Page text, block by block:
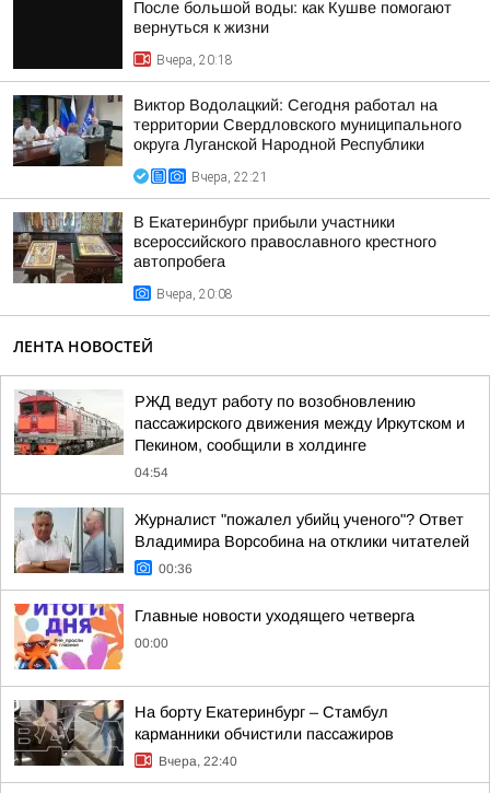
После большой воды: как Кушве помогают
вернуться к жизни
Вчера, 20:18
Виктор Водолацкий: Сегодня работал на
территории Свердловского муниципального
округа Луганской Народной Республики
Вчера, 22:21
В Екатеринбург прибыли участники
всероссийского православного крестного
автопробега
Вчера, 20:08
ЛЕНТА НОВОСТЕЙ
РЖД ведут работу по возобновлению
пассажирского движения между Иркутском и
Пекином, сообщили в холдинге
04:54
Журналист "пожалел убийц ученого"? Ответ
Владимира Ворсобина на отклики читателей
00:36
Главные новости уходящего четверга
00:00
На борту Екатеринбург – Стамбул
карманники обчистили пассажиров
Вчера, 22:40